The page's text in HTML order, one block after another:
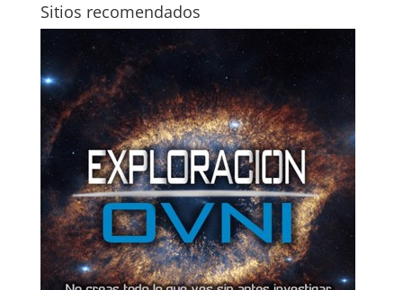
Sitios recomendados